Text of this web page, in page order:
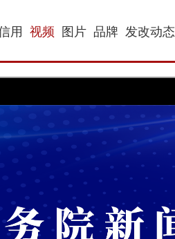
用 视频 图片 品牌 发改动态